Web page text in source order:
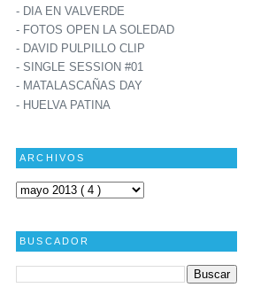
- DIA EN VALVERDE
- FOTOS OPEN LA SOLEDAD
- DAVID PULPILLO CLIP
- SINGLE SESSION #01
- MATALASCAÑAS DAY
- HUELVA PATINA
ARCHIVOS
BUSCADOR